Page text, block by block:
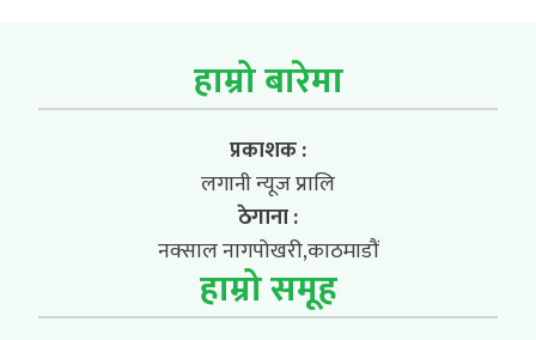
हाम्रो बारेमा
प्रकाशक :
लगानी न्यूज प्रालि
ठेगाना :
नक्साल नागपोखरी,काठमाडौं
हाम्रो समूह